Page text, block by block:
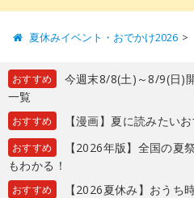
夏休みイベント・おでかけ2026
おすすめ
今週末8/8(土)～8/9(日)
一覧
おすすめ 【漫画】夏に読みたい
おすすめ
【2026年版】全国の夏
もわかる！
おすすめ
【2026夏休み】おうち